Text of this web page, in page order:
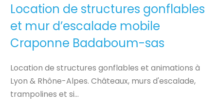
Location de structures gonflables
et mur d’escalade mobile
Craponne Badaboum-sas
Location de structures gonflables et animations à
Lyon & Rhône-Alpes. Châteaux, murs d'escalade,
trampolines et si...